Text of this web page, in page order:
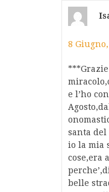
8
e l’ho
santa del
io la mia
cose,era
belle